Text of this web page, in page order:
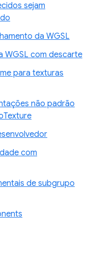
sejam
da WGSL
WGSL com descarte
para texturas
não padrão
com
de subgrupo